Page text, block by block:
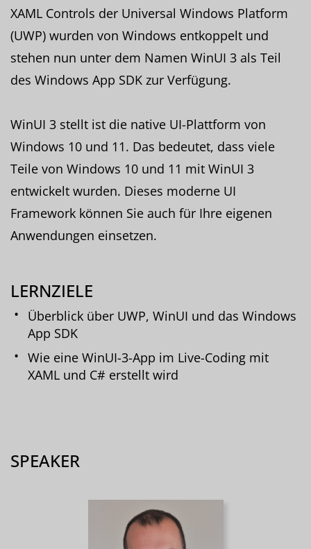
XAML Controls der Universal Windows Platform
(UWP) wurden von Windows entkoppelt und
stehen nun unter dem Namen WinUI 3 als Teil
des Windows App SDK zur Verfügung.
WinUI 3 stellt ist die native UI-Plattform von
Windows 10 und 11. Das bedeutet, dass viele
Teile von Windows 10 und 11 mit WinUI 3
entwickelt wurden. Dieses moderne UI
Framework können Sie auch für Ihre eigenen
Anwendungen einsetzen.
LERNZIELE
Überblick über UWP, WinUI und das Windows
App SDK
Wie eine WinUI-3-App im Live-Coding mit
XAML und C# erstellt wird
SPEAKER